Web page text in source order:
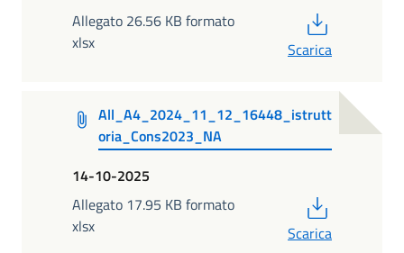
Allegato 26.56 KB formato
xlsx
Scarica
All_A4_2024_11_12_16448_istrutt
oria_Cons2023_NA
14-10-2025
Allegato 17.95 KB formato
xlsx
Scarica